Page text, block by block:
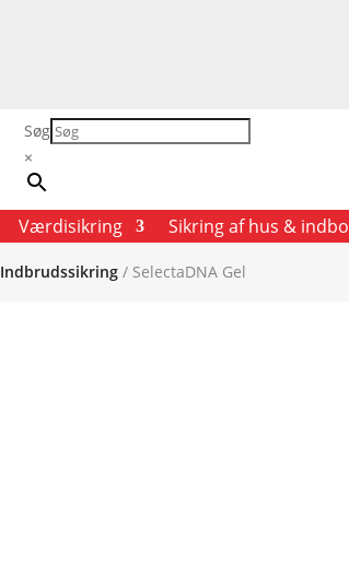
Søg
×
Værdisikring Sikring af hus & indbo
Indbrudssikring / SelectaDNA Gel